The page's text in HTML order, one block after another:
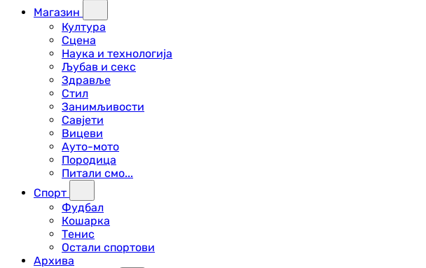
Магазин
Култура
Сцена
Наука и технологија
Љубав и секс
Здравље
Стил
Занимљивости
Савјети
Вицеви
Ауто-мото
Породица
Питали смо...
Спорт
Фудбал
Кошарка
Тенис
Остали спортови
Архива